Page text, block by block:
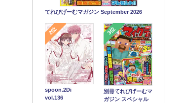
てれびげーむマガジン September 2026
2位
spoon.2Di
vol.136
3位
別冊てれびげーむマ
ガジン スペシャル